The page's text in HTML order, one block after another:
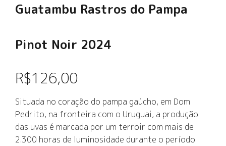
Guatambu Rastros do Pampa
Pinot Noir 2024
R$126,00
Situada no coração do pampa gaúcho, em Dom
Pedrito, na fronteira com o Uruguai, a produção
das uvas é marcada por um terroir com mais de
2.300 horas de luminosidade durante o período